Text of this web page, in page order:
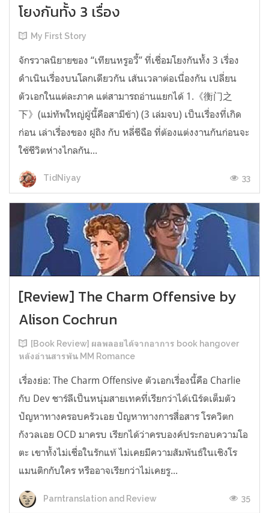
โยงกันทั้ง 3 เรื่อง
My First Story
จักรวาลนิยายของ “เทียนหรูอวี้” ที่เชื่อมโยงกันทั้ง 3 เรื่อง
ดำเนินเรื่องบนโลกเดียวกัน เส้นเวลาต่อเนื่องกัน เปลี่ยน
ตัวเอกในแต่ละภาค แต่สามารถอ่านแยกได้ 1.《衡门之
下》(แม่ทัพใหญ่ผู้นี้คือสามีข้า) (3 เล่มจบ) เป็นเรื่องที่เกิด
ก่อน เล่าเรื่องของ ฝูถิง กับ หลี่ชีฉือ ที่ต้องแต่งงานกันก่อนจะ
ใช้ชีวิตห่างไกลกัน...
TidNiyay 33
[Review] The Charm Offensive by
Alison Cochrun
[Book Review] ผลพลอยได้จากอาการ book hangover
หลังอ่านสารพัน MM Romance
เรื่องย่อ: The Charm Offensive ตัวเอกเรื่องนี้คือ Charlie
กับ Dev ชาร์ลีเป็นหนุ่มสายเทคที่เรียกว่าได้เนิร์ดเต็มตัว
ปัญหาทางครอบครัวเอย ปัญหาทางการสื่อสาร โรควิตก
กังวลเอย OCD มาครบ เรียกได้ว่าครบองค์ประกอบความโอ
ตะ เขาทั้งไม่เชื่อในรักแท้ ไม่เคยมีความสัมพันธ์ในเชิงโร
แมนติกกับใคร หรืออาจเรียกว่าไม่เคยรู...
Parntranslation and Review 35